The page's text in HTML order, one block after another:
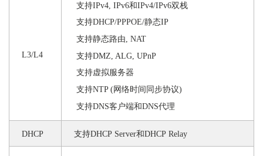
L3/L4
支持IPv4, IPv6和IPv4/IPv6双栈
支持DHCP/PPPOE/静态IP
支持静态路由
NAT
支持DMZ, ALG, UPnP
支持虚拟服务器
支持NTP (网络时间同步协议)
支持DNS客户端和DNS代理
DHCP 支持DHCP Server和DHCP Relay